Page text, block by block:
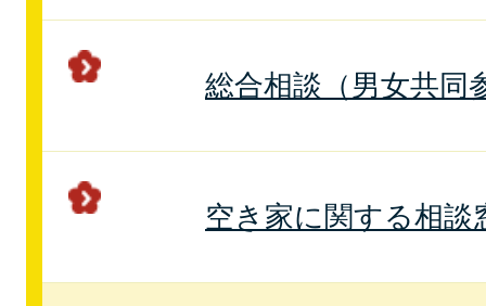
総合相談（男女共同
空き家に関する相談